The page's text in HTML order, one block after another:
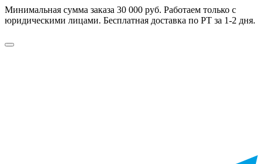
Минимальная сумма заказа 30 000 руб. Работаем только с
юридическими лицами. Бесплатная доставка по РТ за 1-2 дня.